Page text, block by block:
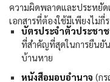
ความผิดพลาดและประหยัด
เอกสารที่ต้องใช้มีเพียงไม่กี่
บัตรประจำตัวประชา
ที่สำคัญที่สุดในการยืนยั
บ้านหาย
หนังสือมอบอำนาจ (ก